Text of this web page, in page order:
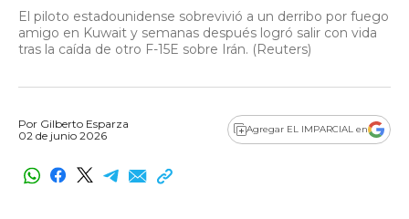
El piloto estadounidense sobrevivió a un derribo por fuego
amigo en Kuwait y semanas después logró salir con vida
tras la caída de otro F-15E sobre Irán. (Reuters)
Por Gilberto Esparza
02 de junio 2026
Agregar EL IMPARCIAL en